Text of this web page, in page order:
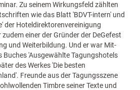
Zu seinem Wirkungsfeld zählten
wie das Blatt 'BDVT-intern' und
der Hoteldirektorenvereinigung
einer der Gründer der DeGefest
und Weiterbildung. Und er war Mit-
Buches 'Ausgewählte Tagungshotels
des Werkes 'Die besten
Freunde aus der Tagungsszene
Timbre seiner Texte und